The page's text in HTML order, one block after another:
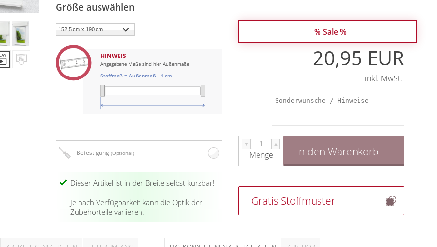
Größe auswählen
HINWEIS
Stoffmaß = Außenmaß - 4 cm
Angegebene Maße sind hier Außenmaße
Befestigung (Optional)
Dieser Artikel ist in der Breite selbst kürzbar!
Je nach Verfügbarkeit kann die Optik der
Zubehörteile variieren.
% Sale %
20,95 EUR
inkl. MwSt.
▼ ▲
Menge In den Warenkorb
Gratis Stoffmuster